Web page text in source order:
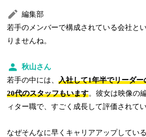
編集部
若手のメンバーで構成されている会社と
りませんね。
秋山さん
若手の中には、入社して1年半でリーダ
20代のスタッフもいます。彼女は映像の
ィター職で、すごく成長して評価されてい
なぜそんなに早くキャリアアップしてい